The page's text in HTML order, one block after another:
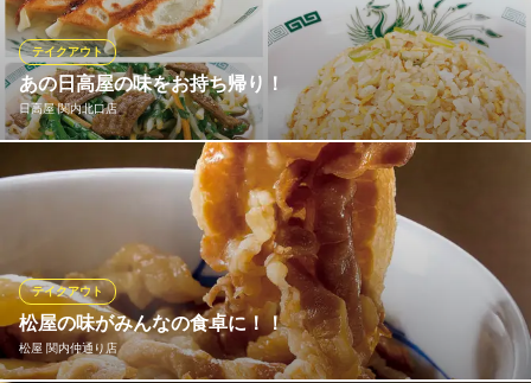
沖縄料理くくるくみてぃ 関内店
沖縄より"心をこめて"
ＪＲ根岸線関内駅 徒歩1分
神奈川県横浜市中区港町1-1 BASEGATE横浜関内スタジアムサイドテラス1F
あの日高屋の味をお持ち帰り！
日高屋 関内北口店
テイクアウト
日高屋の人気メニューは、全店お持ち帰りいただけます。しか
も、店内でお召し上がりいただくよりお得なメニューも！ 焼餃子
(6コ入)230円、冷凍生餃子(30コ入)600円、チャーハン460円（大
盛は570円）、ニラレバ炒め500円、唐揚げ(7コ入)530円。他に
も、お持ち帰り可能なメニューを豊富にご用意！職場やご家庭で
も是非！
日高屋 関内北口店
松屋の味がみんなの食卓に！！
松屋 関内仲通り店
テイクアウト